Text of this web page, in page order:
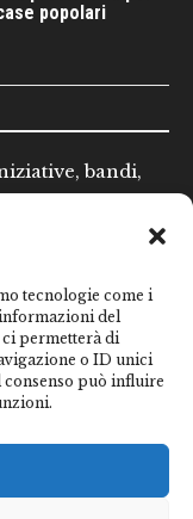
tecnologie come i
del
ci permetterà di
o ID unici
può influire
popolari
bandi,